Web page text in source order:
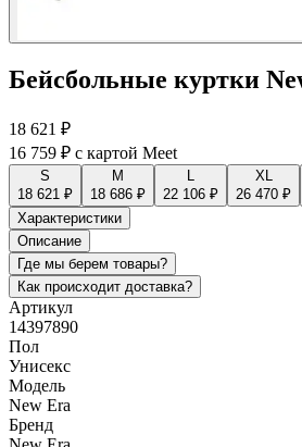
Бейсбольные куртки
18 621 ₽
16 759 ₽ с картой Meet
S
18 621 ₽
M
18 686 ₽
22 106 ₽
XL
26 470 ₽
Характеристики
Описание
Где мы берем товары?
Как происходит доставка?
Артикул
14397890
Пол
Унисекс
Модель
New Era
Бренд